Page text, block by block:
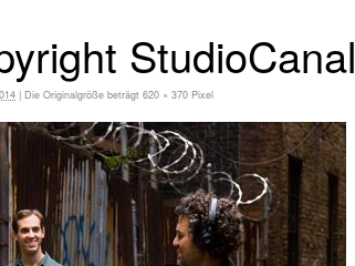
StudioCanal
| Die Originalgröße beträgt 620 × 370 Pixel